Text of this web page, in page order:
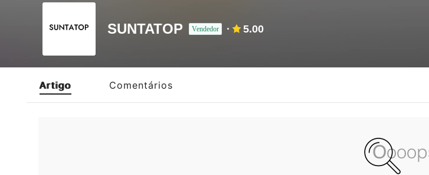
SUNTATOP Vendedor 5.00
Artigo Comentários